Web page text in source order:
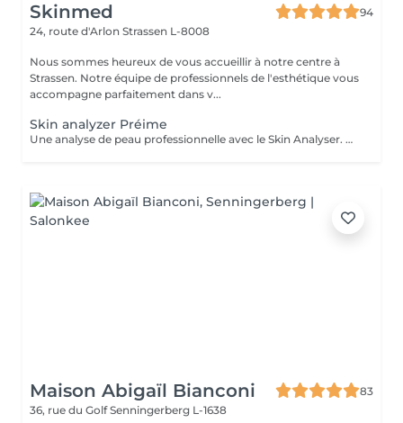
Skinmed
94
24, route d'Arlon Strassen L-8008
Nous sommes heureux de vous accueillir à notre centre à
Strassen. Notre équipe de professionnels de l'esthétique vous
accompagne parfaitement dans v...
Skin analyzer Préime
Une analyse de peau professionnelle avec le Skin Analyser. Offrez à votre peau le diagnostic qu'elle mérite grâce à notre Skin Analyser de haute technologie. Dans notre salon, nous utilisons un appareil de pointe pour réaliser une analyse complète et précise de votre peau : hydratation, élasticité, texture, taches pigmentaires, pores dilatés, rides, sébum rien n'échappe à notre expertise. Comment ça se passe ? -Un diagnostic rapide et indolore -Des résultats instantanés sur écran -Un bilan complet et des conseils sur mesure Objectif : comprendre votre peau en profondeur pour optimiser vos soins esthétiques. Offre exclusive : le diagnostic Skin Analyzer vous est remboursé lors de votre premier traitement de la cure de soins proposée !
Maison Abigaïl Bianconi
83
36, rue du GolfSenningerberg L-1638